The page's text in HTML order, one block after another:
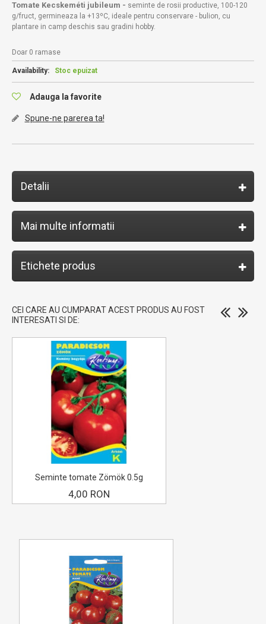
Tomate Kecskeméti jubileum - seminte de rosii productive, 100-120
g/fruct, germineaza la +13ºC, ideale pentru conservare - bulion, cu
plantare in camp deschis sau gradini hobby.
Doar 0 ramase
Availability: Stoc epuizat
Adauga la favorite
Spune-ne parerea ta!
Detalii
Mai multe informatii
Etichete produs
CEI CARE AU CUMPARAT ACEST PRODUS AU FOST
INTERESATI SI DE:
Seminte tomate Zömök 0.5g
4,00 RON